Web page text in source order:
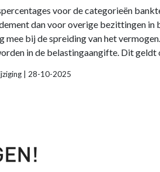
voor de categorieën
dan voor overige bezittingen
mee bij de spreiding van het
in de belastingaangifte. Dit
| 28-10-2025